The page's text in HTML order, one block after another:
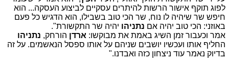
לפוג תוקף אישור הרשות להיתרים עסקיים לביצוע העסקה... הוא
חיפש שר שיהיה לו נוח, שר הכי טוב בשבילו, הוא הדגיש כל פעם
באוזני: הכי טוב יהיה אם נתניהו יהיה שר התקשורת".
אמר וכעבור זמן השיג באמת את מבוקשו: ארדן הורחק, נתניהו
החליף אותו ועכשיו יושבים שניהם על אותו ספסל הנאשמים. על זה
בדיוק נאמר עוד ניצחון כזה ואבדנו."